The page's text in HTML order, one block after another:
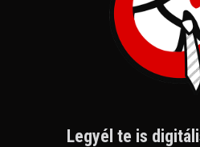
Legyél te is